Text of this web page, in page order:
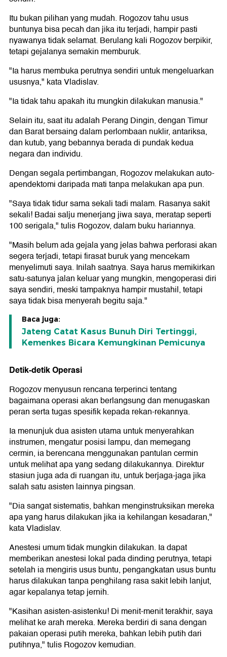
Itu bukan pilihan yang mudah. Rogozov tahu usus
buntunya bisa pecah dan jika itu terjadi, hampir pasti
nyawanya tidak selamat. Berulang kali Rogozov berpikir,
tetapi gejalanya semakin memburuk.
"Ia harus membuka perutnya sendiri untuk mengeluarkan
ususnya," kata Vladislav.
"Ia tidak tahu apakah itu mungkin dilakukan manusia."
Selain itu, saat itu adalah Perang Dingin, dengan Timur
dan Barat bersaing dalam perlombaan nuklir, antariksa,
dan kutub, yang bebannya berada di pundak kedua
negara dan individu.
Dengan segala pertimbangan, Rogozov melakukan auto-
apendektomi daripada mati tanpa melakukan apa pun.
"Saya tidak tidur sama sekali tadi malam. Rasanya sakit
sekali! Badai salju menerjang jiwa saya, meratap seperti
100 serigala," tulis Rogozov, dalam buku hariannya.
"Masih belum ada gejala yang jelas bahwa perforasi akan
segera terjadi, tetapi firasat buruk yang mencekam
menyelimuti saya. Inilah saatnya. Saya harus memikirkan
satu-satunya jalan keluar yang mungkin, mengoperasi diri
saya sendiri, meski tampaknya hampir mustahil, tetapi
saya tidak bisa menyerah begitu saja."
Baca juga:
Jateng Catat Kasus Bunuh Diri Tertinggi,
Kemenkes Bicara Kemungkinan Pemicunya
Detik-detik Operasi
Rogozov menyusun rencana terperinci tentang
bagaimana operasi akan berlangsung dan menugaskan
peran serta tugas spesifik kepada rekan-rekannya.
Ia menunjuk dua asisten utama untuk menyerahkan
instrumen, mengatur posisi lampu, dan memegang
cermin, ia berencana menggunakan pantulan cermin
untuk melihat apa yang sedang dilakukannya. Direktur
stasiun juga ada di ruangan itu, untuk berjaga-jaga jika
salah satu asisten lainnya pingsan.
"Dia sangat sistematis, bahkan menginstruksikan mereka
apa yang harus dilakukan jika ia kehilangan kesadaran,"
kata Vladislav.
Anestesi umum tidak mungkin dilakukan. Ia dapat
memberikan anestesi lokal pada dinding perutnya, tetapi
setelah ia mengiris usus buntu, pengangkatan usus buntu
harus dilakukan tanpa penghilang rasa sakit lebih lanjut,
agar kepalanya tetap jernih.
"Kasihan asisten-asistenku! Di menit-menit terakhir, saya
melihat ke arah mereka. Mereka berdiri di sana dengan
pakaian operasi putih mereka, bahkan lebih putih dari
putihnya," tulis Rogozov kemudian.